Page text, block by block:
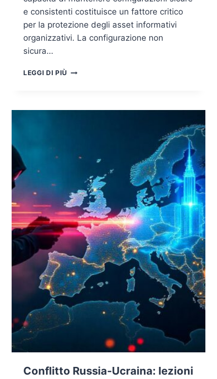
e consistenti costituisce un fattore critico
per la protezione degli asset informativi
organizzativi. La configurazione non
sicura…
LEGGI DI PIÙ SECURE
FONDAMENTI,
IMPLEMENTAZIONE
CYBERSECURITY
AZIENDALE
Conflitto Russia-Ucraina: lezioni